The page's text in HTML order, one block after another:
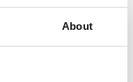
About
ab 122 € pro Nacht